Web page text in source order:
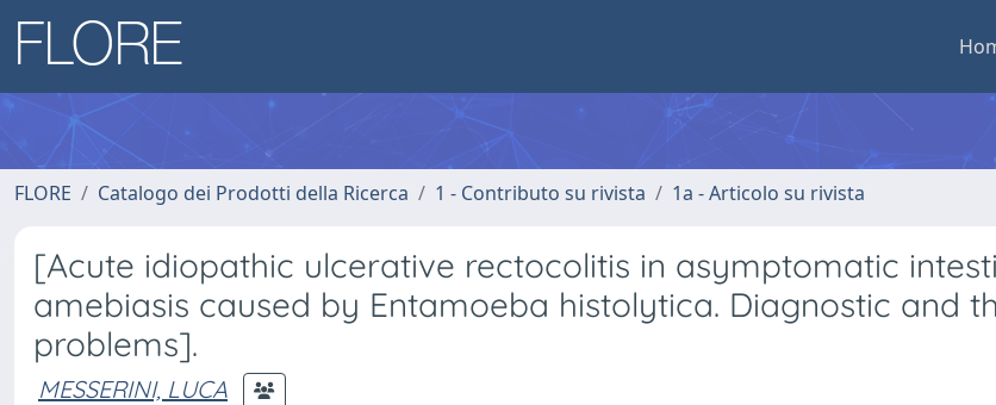
FLORE Catalogo dei Prodotti della Ricerca 1 - Contributo su rivista 1a - Articolo su rivista
[Acute idiopathic ulcerative rectocolitis in asymptomatic
amebiasis caused by Entamoeba histolytica. Diagnostic and
problems].
MESSERINI, LUCA